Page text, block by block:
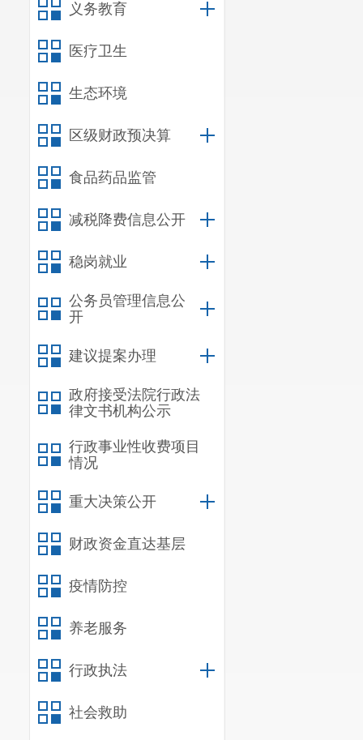
义务教育
医疗卫生
生态环境
区级财政预决算
食品药品监管
减税降费信息公开
稳岗就业
公务员管理信息公
开
建议提案办理
政府接受法院行政法
律文书机构公示
行政事业性收费项目
情况
重大决策公开
财政资金直达基层
疫情防控
养老服务
行政执法
社会救助